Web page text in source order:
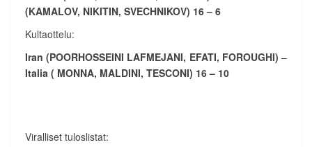
(KAMALOV, NIKITIN, SVECHNIKOV) 16 – 6
Kultaottelu:
Iran (POORHOSSEINI LAFMEJANI, EFATI, FOROUGHI) –
Italia ( MONNA, MALDINI, TESCONI) 16 – 10
Viralliset tuloslistat: